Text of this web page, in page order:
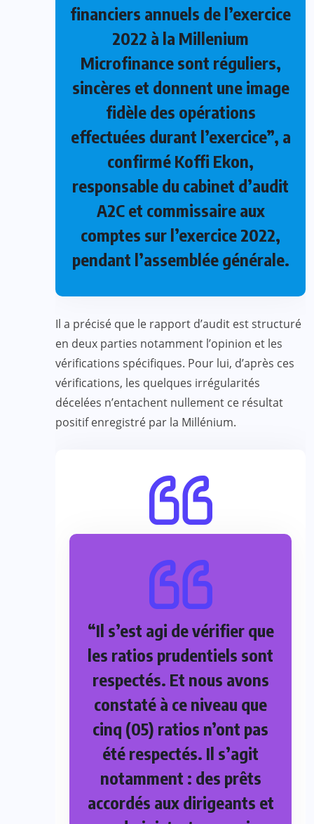
financiers annuels de l’exercice
2022 à la Millenium
Microfinance sont réguliers,
sincères et donnent une image
fidèle des opérations
effectuées durant l’exercice”, a
confirmé Koffi Ekon,
responsable du cabinet d’audit
A2C et commissaire aux
comptes sur l’exercice 2022,
pendant l’assemblée générale.
Il a précisé que le rapport d’audit est structuré
en deux parties notamment l’opinion et les
vérifications spécifiques. Pour lui, d’après ces
vérifications, les quelques irrégularités
décelées n’entachent nullement ce résultat
positif enregistré par la Millénium.
“Il s’est agi de vérifier que
les ratios prudentiels sont
respectés. Et nous avons
constaté à ce niveau que
cinq (05) ratios n’ont pas
été respectés. Il s’agit
notamment : des prêts
accordés aux dirigeants et